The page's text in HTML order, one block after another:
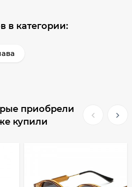
в категории:
приобрели
купили